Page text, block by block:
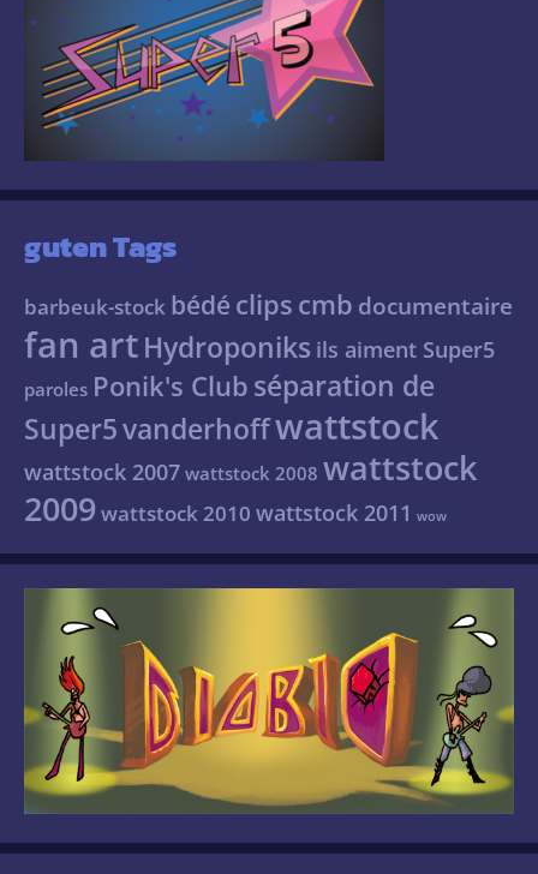
guten Tags
barbeuk-stock bédé clips cmb documentaire
fan artHydroponiks ils aiment Super5
paroles Ponik's Club séparation de
Super5vanderhoffwattstock
wattstock 2007 wattstock 2008 wattstock
2009 wattstock 2010 wattstock 2011 wow